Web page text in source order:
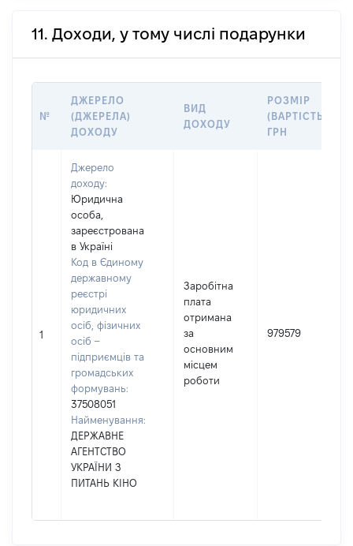
11. Доходи, у тому числі подарунки
№
ДЖЕРЕЛО
(ДЖЕРЕЛА)
ДОХОДУ
ВИД
ДОХОДУ
РОЗМІР
(ВАРТІСТЬ),
ГРН
1
Джерело
доходу:
Юридична
особа,
зареєстрована
в Україні
Код в Єдиному
державному
реєстрі
юридичних
осіб, фізичних
осіб –
підприємців та
громадських
формувань:
37508051
Найменування:
ДЕРЖАВНЕ
АГЕНТСТВО
УКРАЇНИ З
ПИТАНЬ КІНО
Заробітна
плата
отримана
за
основним
місцем
роботи
979579